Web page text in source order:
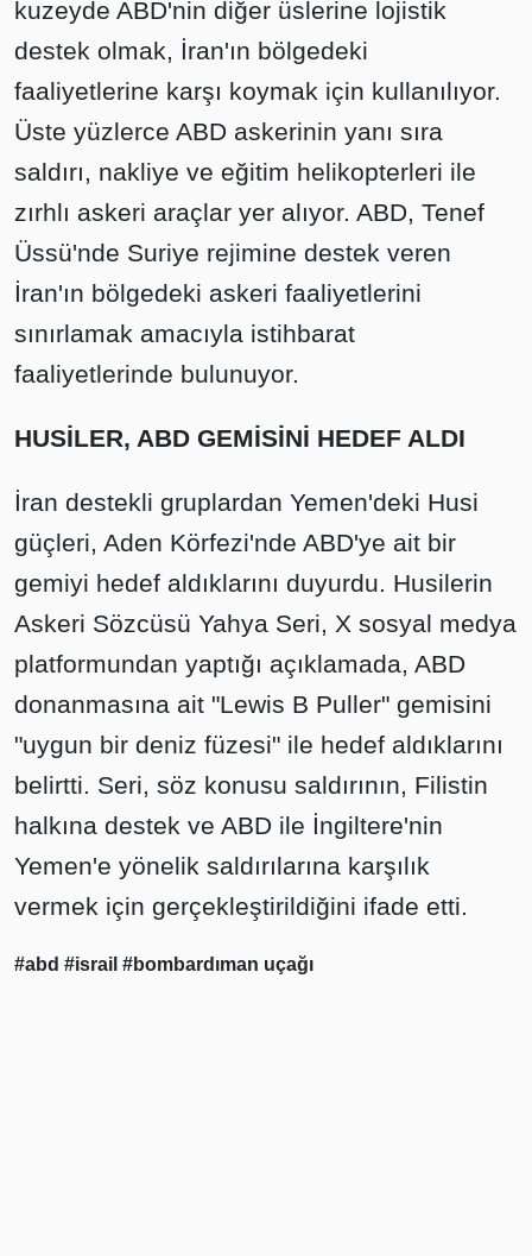
kuzeyde ABD'nin diğer üslerine lojistik
destek olmak, İran'ın bölgedeki
faaliyetlerine karşı koymak için kullanılıyor.
Üste yüzlerce ABD askerinin yanı sıra
saldırı, nakliye ve eğitim helikopterleri ile
zırhlı askeri araçlar yer alıyor. ABD, Tenef
Üssü'nde Suriye rejimine destek veren
İran'ın bölgedeki askeri faaliyetlerini
sınırlamak amacıyla istihbarat
faaliyetlerinde bulunuyor.
HUSİLER, ABD GEMİSİNİ HEDEF ALDI
İran destekli gruplardan Yemen'deki Husi
güçleri, Aden Körfezi'nde ABD'ye ait bir
gemiyi hedef aldıklarını duyurdu. Husilerin
Askeri Sözcüsü Yahya Seri, X sosyal medya
platformundan yaptığı açıklamada, ABD
donanmasına ait "Lewis B Puller" gemisini
"uygun bir deniz füzesi" ile hedef aldıklarını
belirtti. Seri, söz konusu saldırının, Filistin
halkına destek ve ABD ile İngiltere'nin
Yemen'e yönelik saldırılarına karşılık
vermek için gerçekleştirildiğini ifade etti.
#abd #israil #bombardıman uçağı